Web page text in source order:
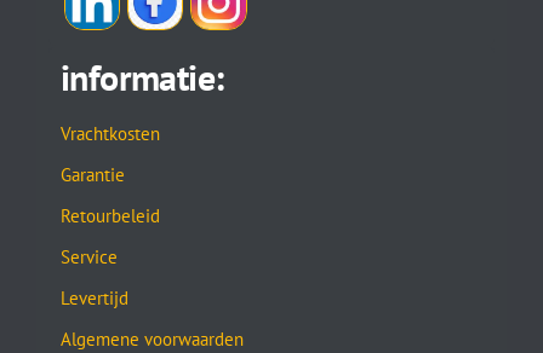
informatie:
Vrachtkosten
Garantie
Retourbeleid
Service
Levertijd
Algemene voorwaarden